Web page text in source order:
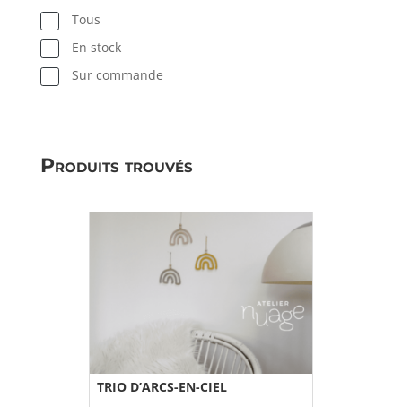
Tous
En stock
Sur commande
Produits trouvés
TRIO D’ARCS-EN-CIEL